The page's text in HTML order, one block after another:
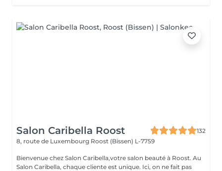
Salon Caribella Roost
132
8, route de Luxembourg Roost (Bissen) L-7759
Bienvenue chez Salon Caribella,votre salon beauté à Roost. Au
Salon Caribella, chaque cliente est unique. Ici, on ne fait pas